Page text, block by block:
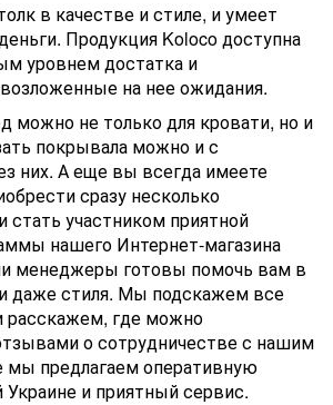
в качестве и стиле, и умеет
Продукция Koloco доступна
уровнем достатка и
на нее ожидания.
можно не только для кровати, но и
покрывала можно и с
них. А еще вы всегда имеете
сразу несколько
и стать участником приятной
нашего Интернет-магазина
менеджеры готовы помочь вам в
даже стиля. Мы подскажем все
расскажем, где можно
о сотрудничестве с нашим
мы предлагаем оперативную
Украине и приятный сервис.